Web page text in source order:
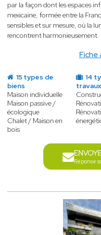
par la façon dont les espaces
mexicaine, formée entre la
sensibles et sur mesure, où la
rencontrent harmonieusement.
15 types de
biens
Maison individuelle
Maison passive /
écologique
Chalet / Maison en
bois
14
travaux
Réponse